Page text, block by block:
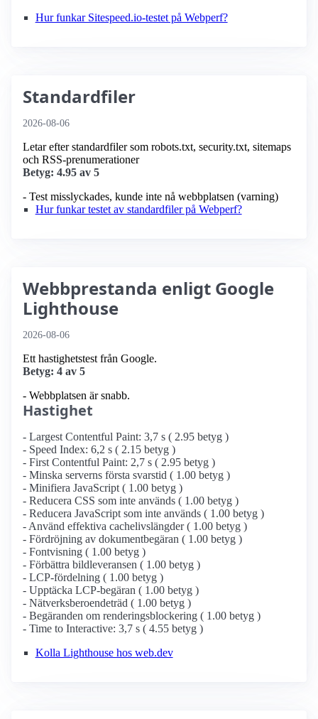
Hur funkar Sitespeed.io-testet på Webperf?
Standardfiler
2026-08-06
Letar efter standardfiler som robots.txt, security.txt, sitemaps
och RSS-prenumerationer
Betyg: 4.95 av 5
- Test misslyckades, kunde inte nå webbplatsen (varning)
Hur funkar testet av standardfiler på Webperf?
Webbprestanda enligt Google
Lighthouse
2026-08-06
Ett hastighetstest från Google.
Betyg: 4 av 5
- Webbplatsen är snabb.
Hastighet
- Largest Contentful Paint: 3,7 s ( 2.95 betyg )
- Speed Index: 6,2 s ( 2.15 betyg )
- First Contentful Paint: 2,7 s ( 2.95 betyg )
- Minska serverns första svarstid ( 1.00 betyg )
- Minifiera JavaScript ( 1.00 betyg )
- Reducera CSS som inte används ( 1.00 betyg )
- Reducera JavaScript som inte används ( 1.00 betyg )
- Använd effektiva cachelivslängder ( 1.00 betyg )
- Fördröjning av dokumentbegäran ( 1.00 betyg )
- Fontvisning ( 1.00 betyg )
- Förbättra bildleveransen ( 1.00 betyg )
- LCP-fördelning ( 1.00 betyg )
- Upptäcka LCP-begäran ( 1.00 betyg )
- Nätverksberoendeträd ( 1.00 betyg )
- Begäranden om renderingsblockering ( 1.00 betyg )
- Time to Interactive: 3,7 s ( 4.55 betyg )
Kolla Lighthouse hos web.dev